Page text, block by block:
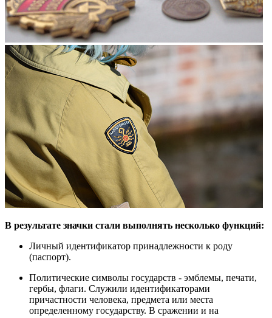
В результате значки стали выполнять несколько функций:
Личный идентификатор принадлежности к роду
(паспорт).
Политические символы государств - эмблемы, печати,
гербы, флаги. Служили идентификаторами
причастности человека, предмета или места
определенному государству. В сражении и на